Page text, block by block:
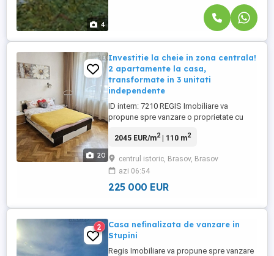
4
20
Investitie la cheie in zona centrala!
2 apartamente la casa,
transformate in 3 unitati
independente
ID intern: 7210 REGIS Imobiliare va
propune spre vanzare o proprietate cu
Strada Vlad Tepes, intr-o zona centrala si
apartamente la casa, transformate in 3
unitati independente cu intrari separate
ndash; ideale ...
2045 EUR/m2| 110 m2
centrul istoric, Brasov, Brasov
azi 06:54
225 000 EUR
2
Casa nefinalizata de vanzare in
Stupini
Regis Imobiliare va propune spre vanzare